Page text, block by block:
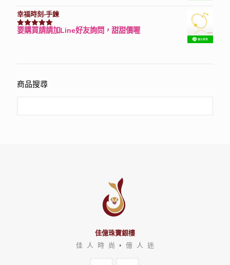
幸福時刻-手鍊
評分3150滿分 5
要購買請請加Line好友詢問，甜甜價喔
商品搜尋
佳億珠寶銀樓
佳 人 時 尚 • 億 人 迷